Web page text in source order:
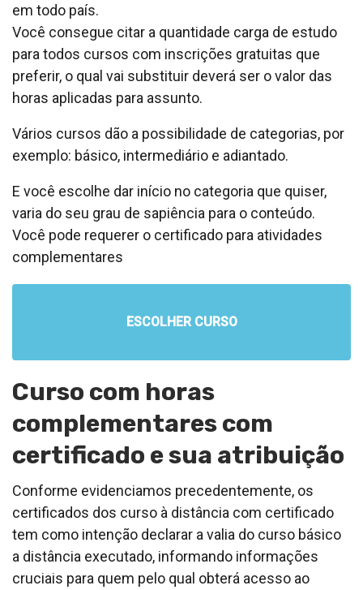
em todo país.
Você consegue citar a quantidade carga de estudo
para todos cursos com inscrições gratuitas que
preferir, o qual vai substituir deverá ser o valor das
horas aplicadas para assunto.
Vários cursos dão a possibilidade de categorias, por
exemplo: básico, intermediário e adiantado.
E você escolhe dar início no categoria que quiser,
varia do seu grau de sapiência para o conteúdo.
Você pode requerer o certificado para atividades
complementares
ESCOLHER CURSO
Curso com horas
complementares com
certificado e sua atribuição
Conforme evidenciamos precedentemente, os
certificados dos curso à distância com certificado
tem como intenção declarar a valia do curso básico
a distância executado, informando informações
cruciais para quem pelo qual obterá acesso ao